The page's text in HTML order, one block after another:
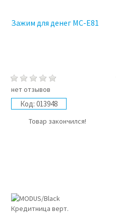
Зажим для денег MC-E81
нет отзывов
Код: 013948
Товар закончился!